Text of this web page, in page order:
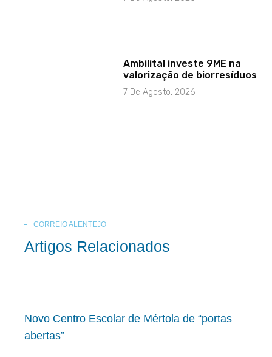
Ambilital investe 9ME na
valorização de biorresíduos
7 De Agosto, 2026
CORREIO ALENTEJO
Artigos Relacionados
Novo Centro Escolar de Mértola de “portas
abertas”